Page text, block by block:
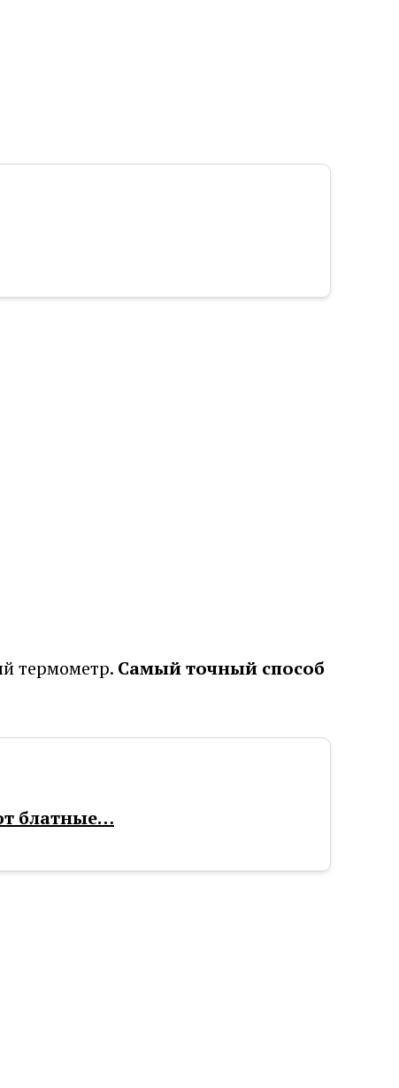
термометр. Самый точный способ
блатные…